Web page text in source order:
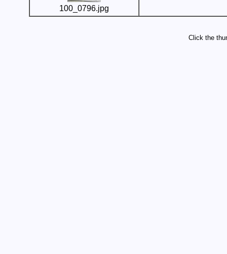
100_0796.jpg
Click the